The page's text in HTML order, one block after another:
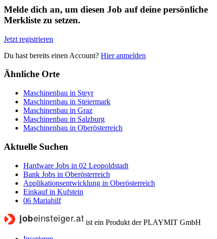
Melde dich an, um diesen Job auf deine persönliche
Merkliste zu setzen.
Jetzt registrieren
Du hast bereits einen Account? Hier anmelden
Ähnliche Orte
Maschinenbau in Steyr
Maschinenbau in Steiermark
Maschinenbau in Graz
Maschinenbau in Salzburg
Maschinenbau in Oberösterreich
Aktuelle Suchen
Hardware Jobs in 02 Leopoldstadt
Bank Jobs in Oberösterreich
Applikationsentwicklung in Oberösterreich
Einkauf in Kufstein
06 Mariahilf
ist ein Produkt der PLAYMIT GmbH